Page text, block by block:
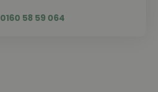
0160 58 59 064